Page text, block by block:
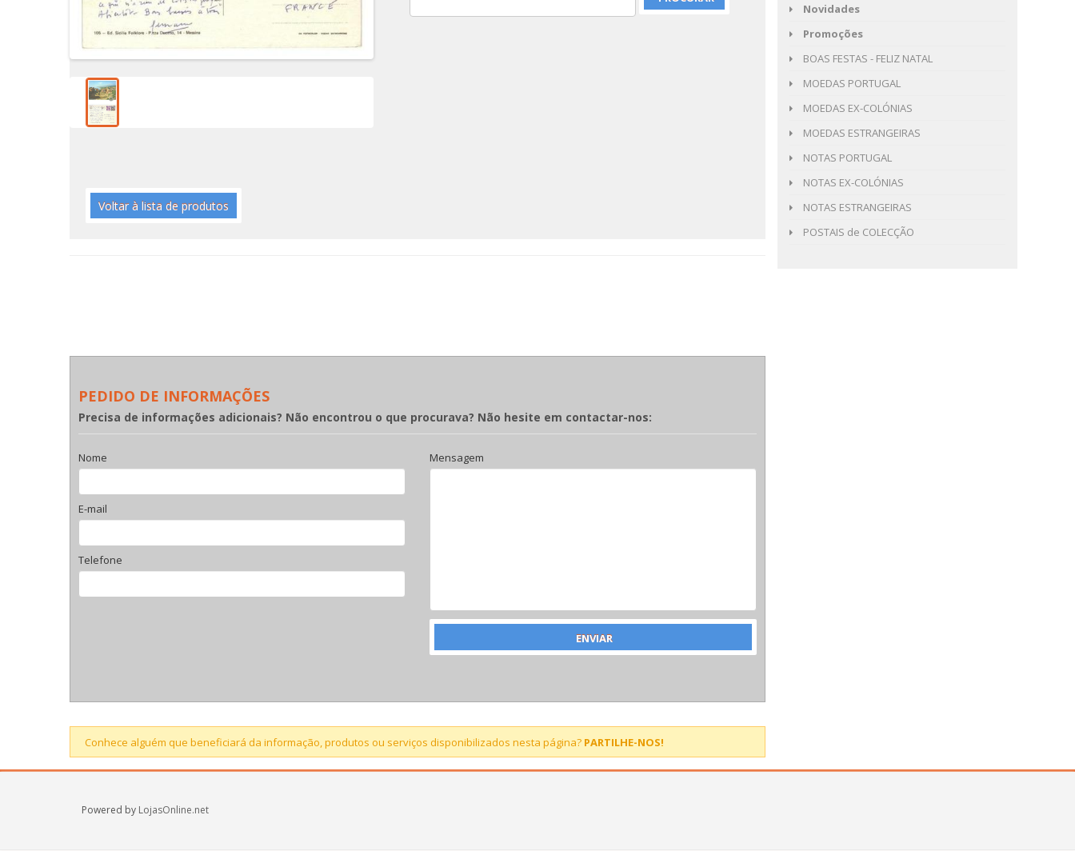
Voltar à lista de produtos
PEDIDO DE INFORMAÇÕES
Precisa de informações adicionais? Não encontrou o que procurava? Não hesite em contactar-nos:
Nome
E-mail
Telefone
Mensagem
Conhece alguém que beneficiará da informação, produtos ou serviços disponibilizados nesta página? PARTILHE-NOS!
Novidades
Promoções
BOAS FESTAS - FELIZ NATAL
MOEDAS PORTUGAL
MOEDAS EX-COLÓNIAS
MOEDAS ESTRANGEIRAS
NOTAS PORTUGAL
NOTAS EX-COLÓNIAS
NOTAS ESTRANGEIRAS
POSTAIS de COLECÇÃO
Powered by LojasOnline.net